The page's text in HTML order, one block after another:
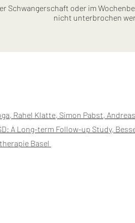
Schwangerschaft oder im
nicht unterbrochen
Rahel Klatte, Simon Pabst, Andreas
A Long-term Follow-up Study,
Basel